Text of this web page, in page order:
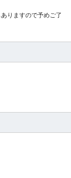
りますので予めご了